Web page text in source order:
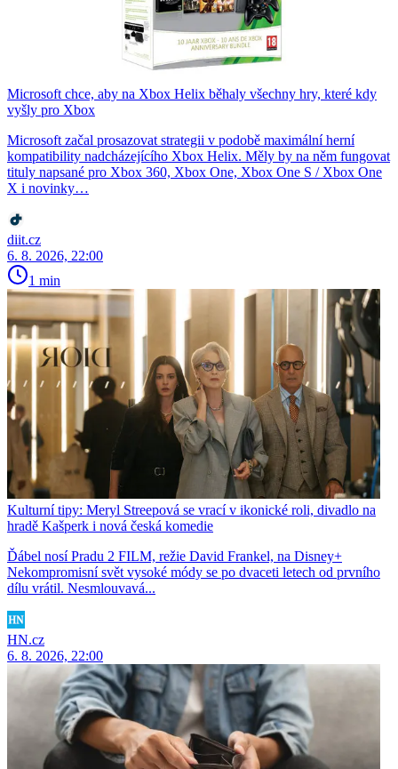
Microsoft chce, aby na Xbox Helix běhaly všechny hry, které kdy
vyšly pro Xbox
Microsoft začal prosazovat strategii v podobě maximální herní
kompatibility nadcházejícího Xbox Helix. Měly by na něm fungovat
tituly napsané pro Xbox 360, Xbox One, Xbox One S / Xbox One
X i novinky…
diit.cz
6. 8. 2026, 22:00
1 min
Kulturní tipy: Meryl Streepová se vrací v ikonické roli, divadlo na
hradě Kašperk i nová česká komedie
Ďábel nosí Pradu 2 FILM, režie David Frankel, na Disney+
Nekompromisní svět vysoké módy se po dvaceti letech od prvního
dílu vrátil. Nesmlouvavá...
HN.cz
6. 8. 2026, 22:00